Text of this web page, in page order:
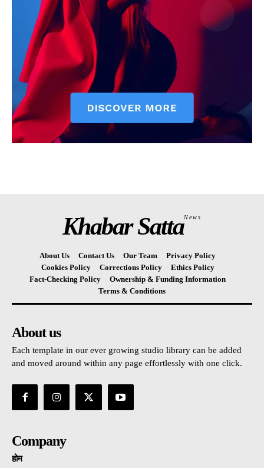
Khabar SattaNews
About Us Contact Us Our Team
Privacy Policy
Cookies Policy
Corrections Policy
Ethics Policy
Fact-Checking Policy
Ownership & Funding Information
Terms & Conditions
About us
Each template in our ever growing studio library can be added
and moved around within any page effortlessly with one click.
Company
होम